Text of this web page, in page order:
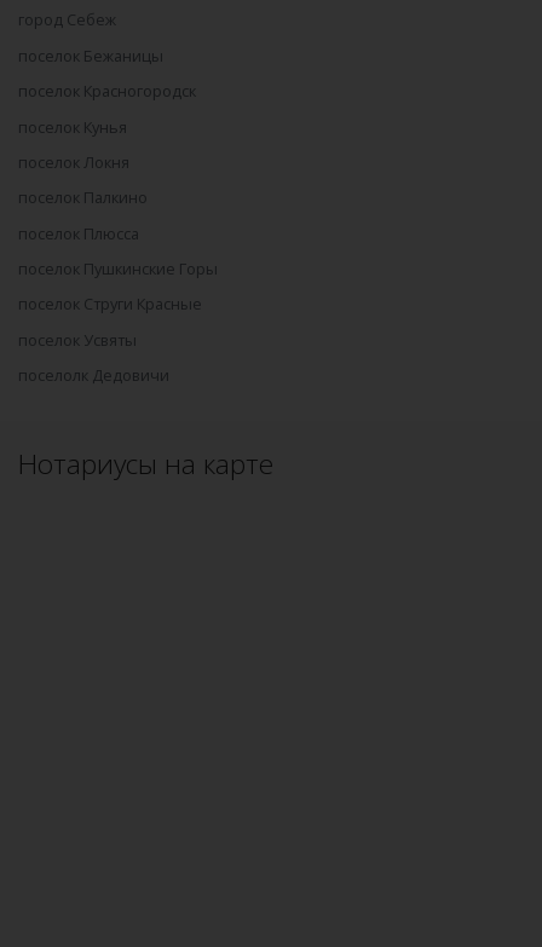
город Себеж
поселок Бежаницы
поселок Красногородск
поселок Кунья
поселок Локня
поселок Палкино
поселок Плюсса
поселок Пушкинские Горы
поселок Струги Красные
поселок Усвяты
поселолк Дедовичи
Нотариусы на карте